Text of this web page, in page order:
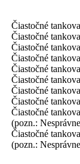
Čiastočné
Čiastočné
Čiastočné
Čiastočné
Čiastočné
Čiastočné
Čiastočné
Čiastočné
Čiastočné
(pozn.:
Čiastočné
(pozn.: